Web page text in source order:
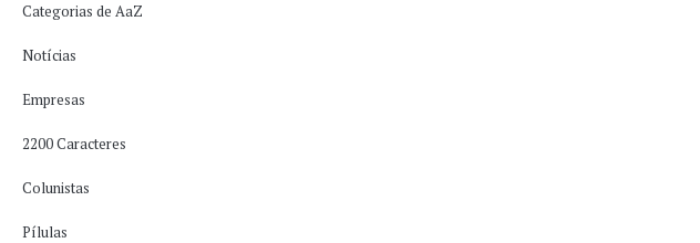
Categorias de AaZ
Notícias
Empresas
2200 Caracteres
Colunistas
Pílulas